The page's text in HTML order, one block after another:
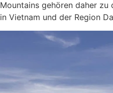
Mountains gehören daher
in Vietnam und der Region